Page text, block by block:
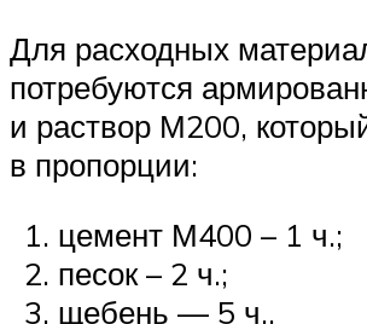
Для расходных
потребуются
и раствор М200,
в пропорции:
цемент М400 – 1 ч.;
песок – 2 ч.;
щебень — 5 ч..